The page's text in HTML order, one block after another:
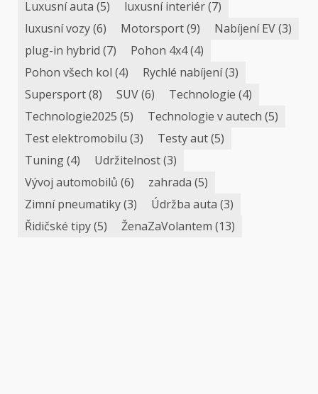
Luxusní auta (5) luxusní interiér(7)
luxusní vozy(6) Motorsport(9) Nabíjení EV(3)
plug-in hybrid (7) Pohon 4x4(4)
Pohon všech kol (4) Rychlé nabíjení(3)
Supersport(8) SUV(6) Technologie (4)
Technologie2025 (5) Technologie v autech (5)
Test elektromobilu (3) Testy aut(5)
Tuning(4) Udržitelnost(3)
Vývoj automobilů (6) zahrada (5)
Zimní pneumatiky(3) Údržba auta (3)
Řidičské tipy(5) ŽenaZaVolantem (13)